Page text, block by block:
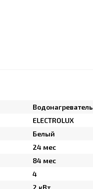
ELECTROLUX
Белый
24 мес
84 мес
4
2 кВт